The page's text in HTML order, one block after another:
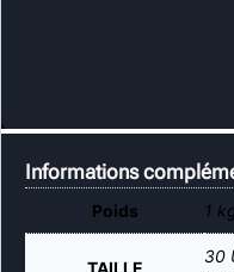
Informations
Poids 1
TAILLE
30